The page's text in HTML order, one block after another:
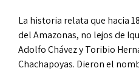
La historia relata que hacia
del Amazonas, no lejos de
Adolfo Chávez y Toribio
Chachapoyas. Dieron el